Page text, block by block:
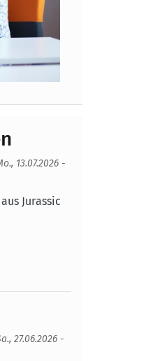
13.07.2026 -
Jurassic
27.06.2026 -